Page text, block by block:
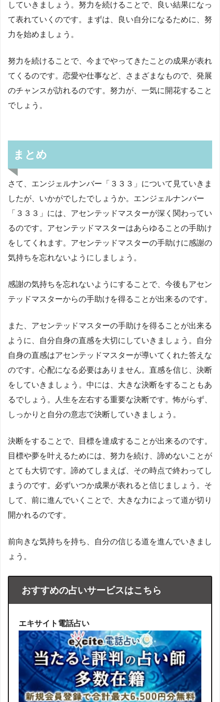
していきましょう。努力を続けることで、良い結果になっ
て表れていくのです。まずは、良い自分になるために、努
力を始めましょう。
努力を続けることで、今までやってきたことの成果が表れ
てくるのです。恋愛や仕事など、さまざまなもので、発展
のチャンスが訪れるのです。努力が、一気に開花すること
でしょう。
まとめ
さて、エンジェルナンバー「３３３」について見ていきま
したが、いかがでしたでしょうか。エンジェルナンバー
「３３３」には、アセンテッドマスターが深く関わってい
るのです。アセンテッドマスターはあらゆることの手助け
をしてくれます。アセンテッドマスターの手助けに感謝の
気持ちを忘れないようにしましょう。
感謝の気持ちを忘れないようにすることで、今後もアセン
テッドマスターからの手助けを得ることが出来るのです。
また、アセンテッドマスターの手助けを得ることが出来る
ように、自分自身の直感を大切にしていきましょう。自分
自身の直感はアセンテッドマスターが導いてくれた答えな
のです。心配になる必要はありません。直感を信じ、決断
をしていきましょう。中には、大きな決断をすることもあ
るでしょう。人生を左右する重要な決断です。怖がらず、
しっかりと自分の意志で決断していきましょう。
決断をすることで、目標を達成することが出来るのです。
目標や夢を叶えるためには、努力を続け、諦めないことが
とても大切です。諦めてしまえば、その時点で終わってし
まうのです。必ずいつか成果が表れると信じましょう。そ
して、前に進んでいくことで、大きな力によって道が切り
開かれるのです。
前向きな気持ちを持ち、自分の信じる道を進んでいきまし
ょう。
おすすめの占いサービスはこちら
エキサイト電話占い